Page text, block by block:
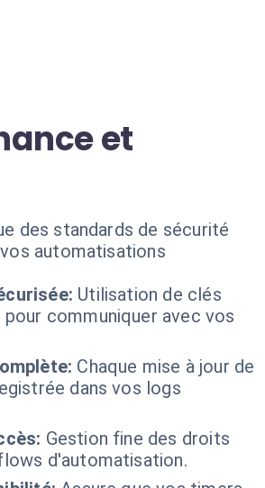
et
des standards de sécurité
automatisations
Utilisation de clés
communiquer avec vos
Chaque mise à jour de
dans vos logs
Gestion fine des droits
d'automatisation.